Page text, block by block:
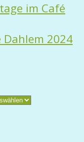
im Café
2024